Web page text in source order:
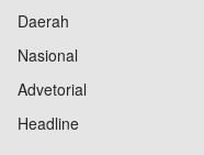
Daerah
Nasional
Advetorial
Headline